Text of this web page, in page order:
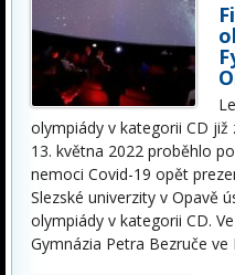
olympiády v kategorii CD již
13. května 2022 proběhlo
nemoci Covid-19 opět
Slezské univerzity v Opavě
olympiády v kategorii CD.
Gymnázia Petra Bezruče ve